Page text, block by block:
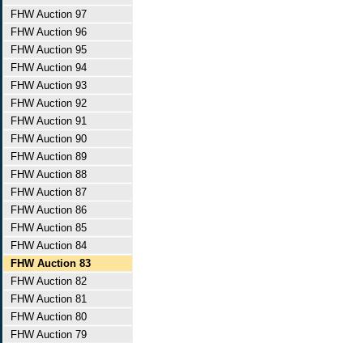
FHW Auction 97
FHW Auction 96
FHW Auction 95
FHW Auction 94
FHW Auction 93
FHW Auction 92
FHW Auction 91
FHW Auction 90
FHW Auction 89
FHW Auction 88
FHW Auction 87
FHW Auction 86
FHW Auction 85
FHW Auction 84
FHW Auction 83
FHW Auction 82
FHW Auction 81
FHW Auction 80
FHW Auction 79